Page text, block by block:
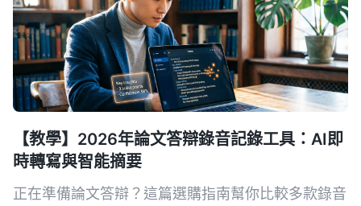
【教學】2026年論文答辯錄音記錄工具：AI即
時轉寫與智能摘要
正在準備論文答辯？這篇選購指南幫你比較多款錄音